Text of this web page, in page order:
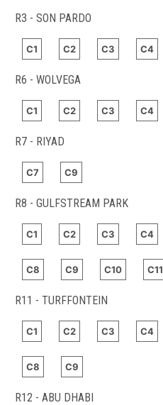
R3 - SON PARDO
C1 C2 C3 C4
R6 - WOLVEGA
C1 C2 C3 C4
R7 - RIYAD
C7 C9
R8 - GULFSTREAM PARK
C1 C2 C3 C4
C8 C9 C10 C11
R11 - TURFFONTEIN
C1 C2 C3 C4
C8 C9
R12 - ABU DHABI